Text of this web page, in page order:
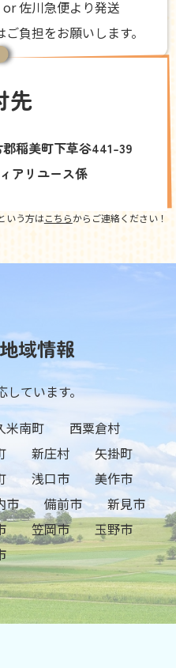
佐川急便より発送
負担をお願いします。
先
稲美町下草谷441-39
アリユース係
いう方はこちらからご連絡ください！
域情報
しています。
米南町
西粟倉村
新庄村
矢掛町
浅口市
美作市
市 備前市
新見市
笠岡市
玉野市